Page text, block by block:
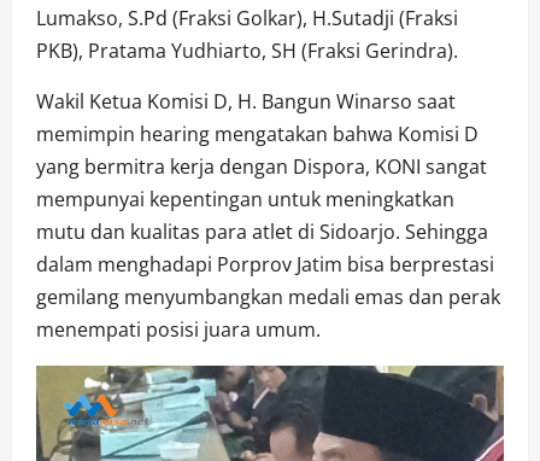
Lumakso, S.Pd (Fraksi Golkar), H.Sutadji (Fraksi
PKB), Pratama Yudhiarto, SH (Fraksi Gerindra).
Wakil Ketua Komisi D, H. Bangun Winarso saat
memimpin hearing mengatakan bahwa Komisi D
yang bermitra kerja dengan Dispora, KONI sangat
mempunyai kepentingan untuk meningkatkan
mutu dan kualitas para atlet di Sidoarjo. Sehingga
dalam menghadapi Porprov Jatim bisa berprestasi
gemilang menyumbangkan medali emas dan perak
menempati posisi juara umum.